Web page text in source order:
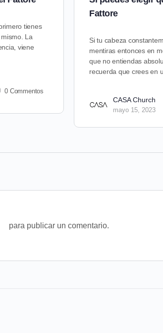
tienes
La
viene
0 Commentos
Fattore
Si tu cabeza
mentiras entonces en
que no entiendas
recuerda que crees en
CASA Church
mayo 15, 2023
para publicar un comentario.